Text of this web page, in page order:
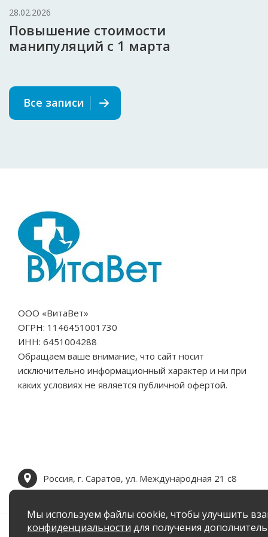
28.02.2026
Повышение стоимости
манипуляций с 1 марта
Все записи
ООО «ВитаВет»
ОГРН: 1146451001730
ИНН: 6451004288
Обращаем ваше внимание, что сайт носит
исключительно информационный характер и ни при
каких условиях не является публичной офертой.
Россия, г. Саратов, ул. Международная 21 c8
Мы используем файлы cookie, чтобы улучшить
конфиденциальности для получения